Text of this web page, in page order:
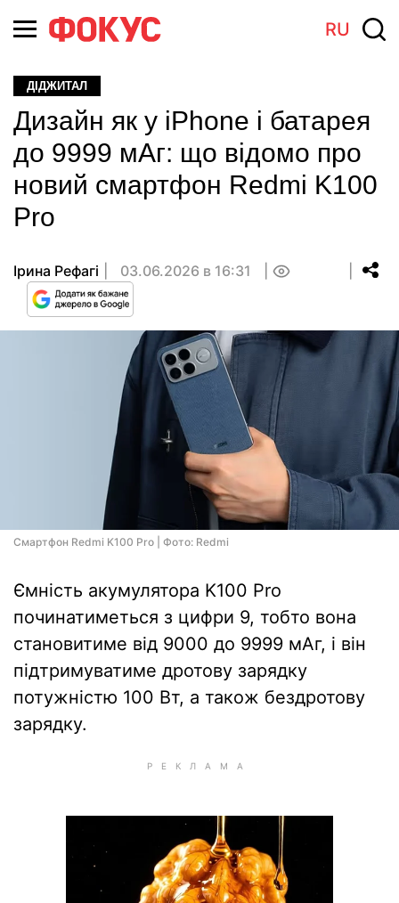
RU
ДІДЖИТАЛ
Дизайн як у iPhone і батарея
до 9999 мАг: що відомо про
новий смартфон Redmi K100
Pro
Ірина Рефагі 03.06.2026 в 16:31
Смартфон Redmi K100 Pro | Фото: Redmi
Ємність акумулятора K100 Pro
починатиметься з цифри 9, тобто вона
становитиме від 9000 до 9999 мАг, і він
підтримуватиме дротову зарядку
потужністю 100 Вт, а також бездротову
зарядку.